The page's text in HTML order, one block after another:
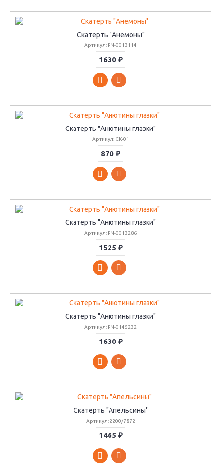
Скатерть "Анемоны"
Артикул: PN-0013114
1630 ₽
Скатерть "Анютины глазки"
Артикул: СК-01
870 ₽
Скатерть "Анютины глазки"
Артикул: PN-0013286
1525 ₽
Скатерть "Анютины глазки"
Артикул: PN-0145232
1630 ₽
Скатерть "Апельсины"
Артикул: 2200/7872
1465 ₽